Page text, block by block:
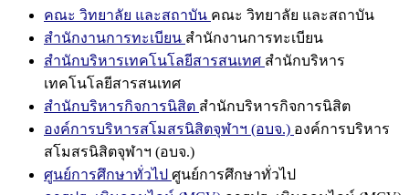
คณะ วิทยาลัย และสถาบัน คณะ วิทยาลัย และสถาบัน
สำนักงานการทะเบียน สำนักงานการทะเบียน
สำนักบริหารเทคโนโลยีสารสนเทศ สำนักบริหาร
เทคโนโลยีสารสนเทศ
สำนักบริหารกิจการนิสิต สำนักบริหารกิจการนิสิต
องค์การบริหารสโมสรนิสิตจุฬาฯ (อบจ.) องค์การบริหาร
สโมสรนิสิตจุฬาฯ (อบจ.)
ศูนย์การศึกษาทั่วไป ศูนย์การศึกษาทั่วไป